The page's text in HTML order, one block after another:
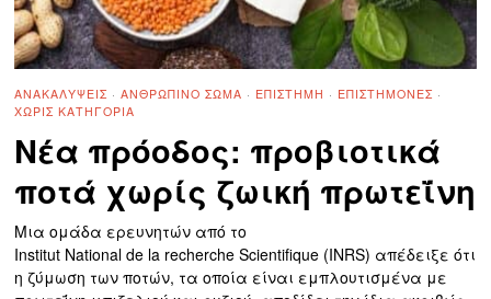
ΑΝΑΚΑΛΎΨΕΙΣ · ΑΝΘΡΏΠΙΝΟ ΣΏΜΑ · ΕΠΙΣΤΉΜΗ · ΕΠΙΣΤΉΜΟΝΕΣ ·
ΧΩΡΊΣ ΚΑΤΗΓΟΡΊΑ
Νέα πρόοδος: προβιοτικά
ποτά χωρίς ζωική πρωτεΐνη
Μια ομάδα ερευνητών από το
Institut National de la recherche Scientifique (INRS) απέδειξε ότι
η ζύμωση των ποτών, τα οποία είναι εμπλουτισμένα με